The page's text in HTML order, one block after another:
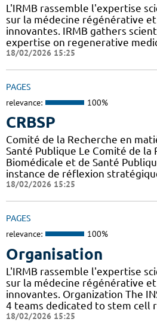
L'IRMB rassemble l'expertise
sur la médecine régénérative
innovantes. IRMB gathers
expertise on regenerative
18/02/2026 15:25
PAGES
relevance: 100%
CRBSP
Comité de la Recherche en
Santé Publique Le Comité de la
Biomédicale et de Santé
instance de réflexion
18/02/2026 15:25
PAGES
relevance: 100%
Organisation
L'IRMB rassemble l'expertise
sur la médecine régénérative
innovantes. Organization The
4 teams dedicated to stem cell
18/02/2026 15:25